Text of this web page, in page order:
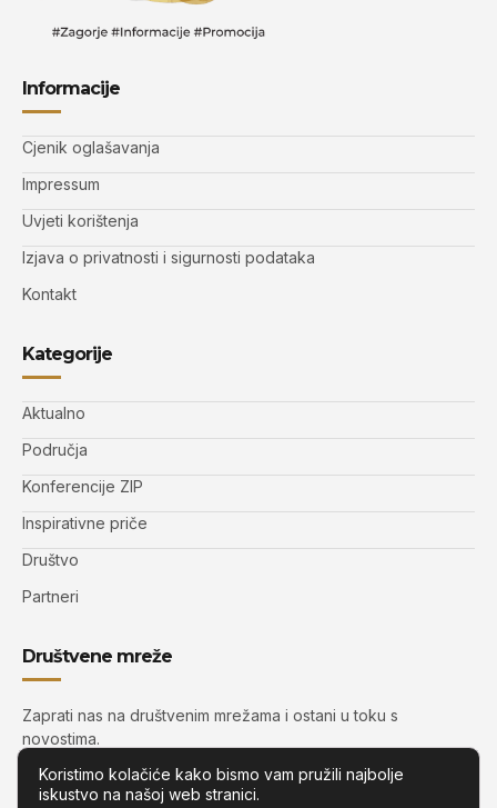
Informacije
Cjenik oglašavanja
Impressum
Uvjeti korištenja
Izjava o privatnosti i sigurnosti podataka
Kontakt
Kategorije
Aktualno
Područja
Konferencije ZIP
Inspirativne priče
Društvo
Partneri
Društvene mreže
Zaprati nas na društvenim mrežama i ostani u toku s
novostima.
Koristimo kolačiće kako bismo vam pružili najbolje
iskustvo na našoj web stranici.